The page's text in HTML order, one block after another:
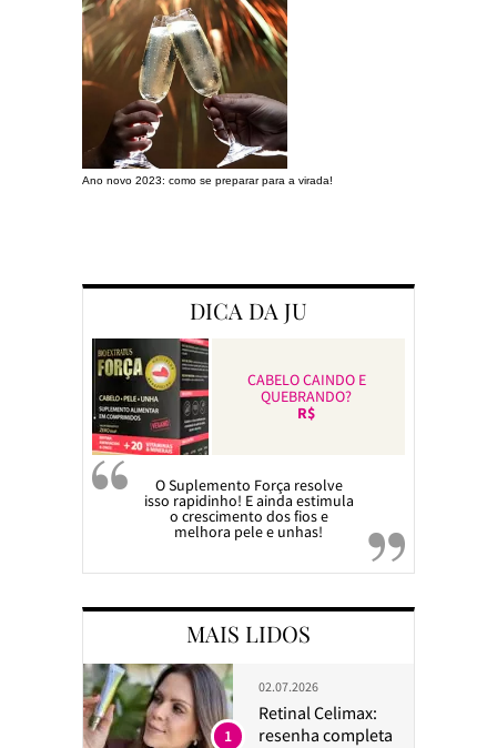
Ano novo 2023: como se preparar para a virada!
DICA DA JU
CABELO CAINDO E
QUEBRANDO?
R$
O Suplemento Força resolve
isso rapidinho! E ainda estimula
o crescimento dos fios e
melhora pele e unhas!
MAIS LIDOS
02.07.2026
Retinal Celimax:
resenha completa
1